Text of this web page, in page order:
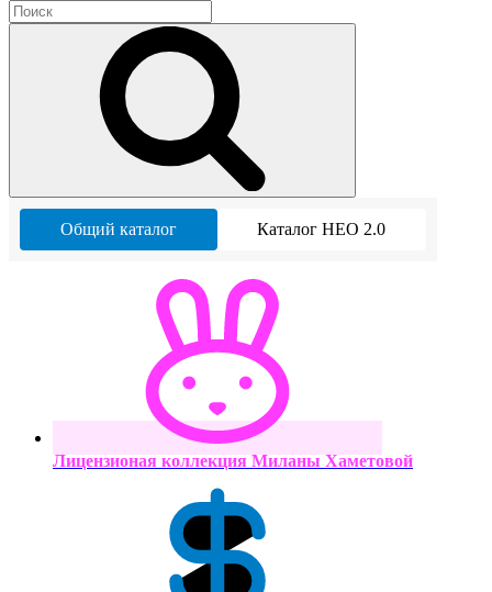
Общий каталог Каталог НЕО 2.0
Лицензионая коллекция Миланы Хаметовой